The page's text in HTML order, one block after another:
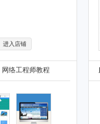
进入店铺
网络工程师教程